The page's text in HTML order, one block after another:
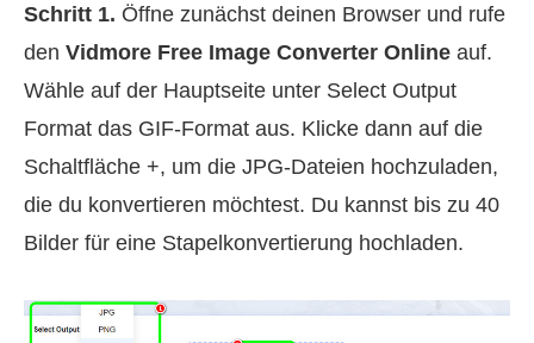
Schritt 1. Öffne zunächst deinen Browser und rufe
den Vidmore Free Image Converter Online auf.
Wähle auf der Hauptseite unter Select Output
Format das GIF-Format aus. Klicke dann auf die
Schaltfläche +, um die JPG-Dateien hochzuladen,
die du konvertieren möchtest. Du kannst bis zu 40
Bilder für eine Stapelkonvertierung hochladen.